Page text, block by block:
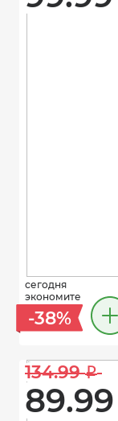
сегодня
экономите
-38%
134.99 i
89.99